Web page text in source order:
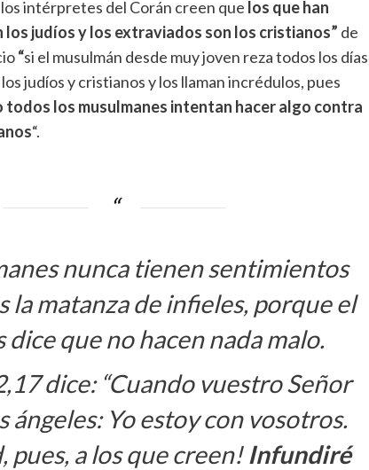
intérpretes del Corán creen que los que han
los judíosy los extraviados son los cristianos” de
“si el musulmán desde muy joven reza todos los días
judíos y cristianos y los llaman incrédulos, pues
todos los musulmanes intentan hacer algo contra
“.
nunca tienen sentimientos
la matanza de infieles, porque el
dice que no hacen nada malo.
dice: “Cuando vuestro Señor
ángeles: Yo estoy con vosotros.
pues, a los que creen!Infundiré